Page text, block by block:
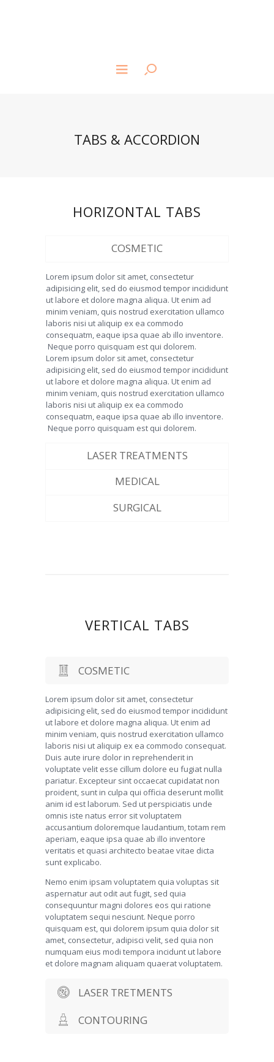
TABS & ACCORDION
HORIZONTAL TABS
COSMETIC
Lorem ipsum dolor sit amet, consectetur
adipisicing elit, sed do eiusmod tempor incididunt
ut labore et dolore magna aliqua. Ut enim ad
minim veniam, quis nostrud exercitation ullamco
laboris nisi ut aliquip ex ea commodo
consequatm, eaque ipsa quae ab illo inventore.
Neque porro quisquam est qui dolorem.
Lorem ipsum dolor sit amet, consectetur
adipisicing elit, sed do eiusmod tempor incididunt
ut labore et dolore magna aliqua. Ut enim ad
minim veniam, quis nostrud exercitation ullamco
laboris nisi ut aliquip ex ea commodo
consequatm, eaque ipsa quae ab illo inventore.
Neque porro quisquam est qui dolorem.
LASER TREATMENTS
MEDICAL
SURGICAL
VERTICAL TABS
COSMETIC
Lorem ipsum dolor sit amet, consectetur
adipisicing elit, sed do eiusmod tempor incididunt
ut labore et dolore magna aliqua. Ut enim ad
minim veniam, quis nostrud exercitation ullamco
laboris nisi ut aliquip ex ea commodo consequat.
Duis aute irure dolor in reprehenderit in
voluptate velit esse cillum dolore eu fugiat nulla
pariatur. Excepteur sint occaecat cupidatat non
proident, sunt in culpa qui officia deserunt mollit
anim id est laborum. Sed ut perspiciatis unde
omnis iste natus error sit voluptatem
accusantium doloremque laudantium, totam rem
aperiam, eaque ipsa quae ab illo inventore
veritatis et quasi architecto beatae vitae dicta
sunt explicabo.
Nemo enim ipsam voluptatem quia voluptas sit
aspernatur aut odit aut fugit, sed quia
consequuntur magni dolores eos qui ratione
voluptatem sequi nesciunt. Neque porro
quisquam est, qui dolorem ipsum quia dolor sit
amet, consectetur, adipisci velit, sed quia non
numquam eius modi tempora incidunt ut labore
et dolore magnam aliquam quaerat voluptatem.
LASER TRETMENTS
CONTOURING